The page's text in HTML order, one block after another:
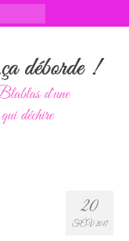
20
FÉV 2017